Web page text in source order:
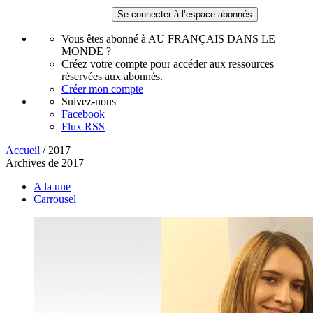
Vous êtes abonné à AU FRANÇAIS DANS LE
MONDE ?
Créez votre compte pour accéder aux ressources
réservées aux abonnés.
Créer mon compte
Suivez-nous
Facebook
Flux RSS
Accueil / 2017
Archives de 2017
A la une
Carrousel